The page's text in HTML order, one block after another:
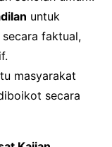
untuk
faktual,
masyarakat
secara